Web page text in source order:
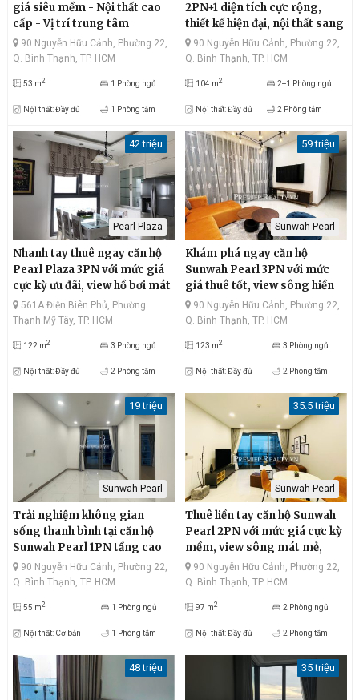
giá siêu mềm - Nội thất cao
cấp - Vị trí trung tâm
90 Nguyễn Hữu Cảnh, Phường 22,
Q. Bình Thạnh, TP. HCM
53 m2 1 Phòng ngủ
Nội thất: Đầy đủ 1 Phòng tắm
2PN+1 diện tích cực rộng,
thiết kế hiện đại, nội thất sang
trọng.
90 Nguyễn Hữu Cảnh, Phường 22,
Q. Bình Thạnh, TP. HCM
104 m2 2+1 Phòng ngủ
Nội thất: Đầy đủ 2 Phòng tắm
42 triệu
Pearl Plaza
Nhanh tay thuê ngay căn hộ
Pearl Plaza 3PN với mức giá
cực kỳ ưu đãi, view hồ bơi mát
mẻ, sông Saigon lộng gió,
diện tích thông thoáng, vị trí
561A Điện Biên Phủ, Phường
Thạnh Mỹ Tây, TP. HCM
122 m2 3 Phòng ngủ
Nội thất: Đầy đủ 2 Phòng tắm
59 triệu
Sunwah Pearl
Khám phá ngay căn hộ
Sunwah Pearl 3PN với mức
giá thuê tốt, view sông hiền
hòa, Thủ Thiêm hiện đại, đầy
đủ nội thất, thiết kế tối giản
90 Nguyễn Hữu Cảnh, Phường 22,
Q. Bình Thạnh, TP. HCM
123 m2 3 Phòng ngủ
Nội thất: Đầy đủ 2 Phòng tắm
19 triệu
Sunwah Pearl
Trải nghiệm không gian
sống thanh bình tại căn hộ
Sunwah Pearl 1PN tầng cao
với mức giá thuê ưu đãi, view
sông thoáng mát, Landmark
90 Nguyễn Hữu Cảnh, Phường 22,
Q. Bình Thạnh, TP. HCM
55 m2 1 Phòng ngủ
Nội thất: Cơ bản 1 Phòng tắm
35.5 triệu
Sunwah Pearl
Thuê liền tay căn hộ Sunwah
Pearl 2PN với mức giá cực kỳ
mềm, view sông mát mẻ,
Landmark81 rực rỡ, thiết kế
bắt mắt
90 Nguyễn Hữu Cảnh, Phường 22,
Q. Bình Thạnh, TP. HCM
97 m2 2 Phòng ngủ
Nội thất: Đầy đủ 2 Phòng tắm
48 triệu 35 triệu